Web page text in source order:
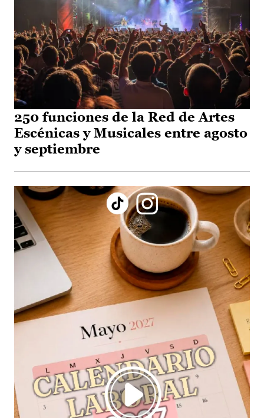
250 funciones de la Red de Artes
Escénicas y Musicales entre agosto
y septiembre